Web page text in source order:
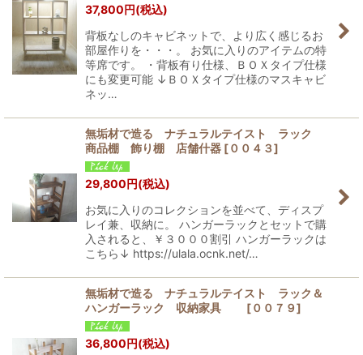
37,800円(税込)
背板なしのキャビネットで、より広く感じるお
部屋作りを・・・。 お気に入りのアイテムの特
等席です。 ・背板有り仕様、ＢＯＸタイプ仕様
にも変更可能 ↓ＢＯＸタイプ仕様のマスキャビ
ネッ…
無垢材で造る ナチュラルテイスト ラック
商品棚 飾り棚 店舗什器 [００４３]
29,800円(税込)
お気に入りのコレクションを並べて、ディスプ
レイ兼、収納に。 ハンガーラックとセットで購
入されると、￥３０００割引 ハンガーラックは
こちら↓ https://ulala.ocnk.net/…
無垢材で造る ナチュラルテイスト ラック＆
ハンガーラック 収納家具
[００７９]
36,800円(税込)